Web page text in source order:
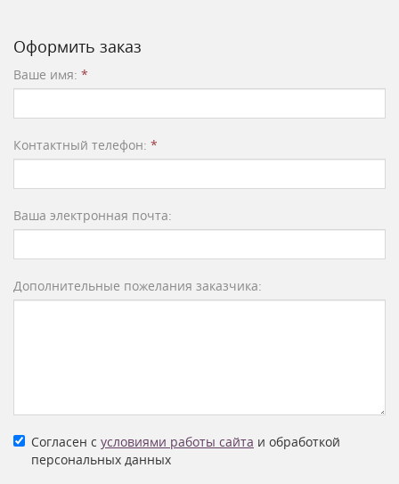
Оформить заказ
Ваше имя: *
Контактный телефон: *
Ваша электронная почта:
Дополнительные пожелания заказчика:
Согласен с условиями работы сайта и обработкой
персональных данных